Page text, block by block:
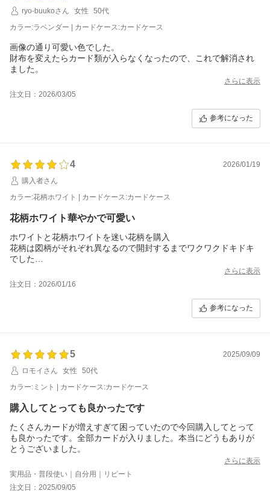
ryo-buukoさん
女性
50代
カラー:ラベンダー | カードケース:カードケース
画像の通り可愛い色でした。
財布を変えたらカード類が入らなくなったので、これで解消され
ました。
さらに表示
注文日：2026/03/05
参考になった
4
2026/01/19
購入者さん
カラー:花柄ホワイト | カードケース:カードケース
花柄ホワイト華やかで可愛い
ホワイトと花柄ホワイトを迷い花柄を購入
花柄は図柄がそれぞれ異なるので開封するまでワクワクドキドキ
でした
パスケースもお揃いで購入しましたが、そちらは青いお花が少し
使用はカード10枚と紙のカード2枚入れても全く支障ありません
ただファスナーの動きがやや固めでしたので、潤滑剤を少しつけ
さらに表示
注文日：2026/01/16
参考になった
5
2025/09/09
ロモイさん
女性
50代
カラー:ミント | カードケース:カードケース
購入してとっても良かったです
たくさんカードが増えすぎて困っていたので今回購入してとって
も良かったです。全部カードが入りました。本当にどうもありが
とうございました。
さらに表示
実用品・普段使い｜自分用｜リピート
注文日：2025/09/05